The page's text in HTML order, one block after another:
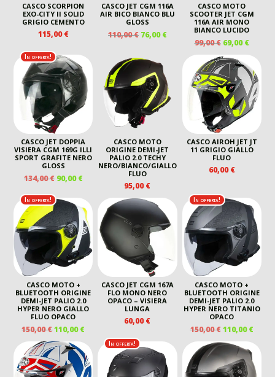
CASCO SCORPION
EXO-CITY II SOLID
GRIGIO CEMENTO
115,00€
CASCO JET CGM 116A
AIR BICO BIANCO BLU
GLOSS
110,00€ IL
ORIGINALE
ERA:
110,00 €.
76,00€IL
PREZZO
ATTUALE
76,00 €.
CASCO MOTO
SCOOTER JET CGM
116A AIR MONO
BIANCO LUCIDO
99,00€ IL
PREZZO
ORIGINALE
ERA:
99,00 €.
69,00€IL
È:
69,00
In offerta!
CASCO JET DOPPIA
VISIERA CGM 169G ILLI
SPORT GRAFITE NERO
GLOSS
134,00€ IL
ORIGINALE
ERA:
134,00 €.
90,00€IL
ATTUALE
È:
90,00 €.
CASCO MOTO
ORIGINE DEMI-JET
PALIO 2.0 TECHY
NERO/BIANCO/GIALLO
FLUO
95,00€
CASCO AIROH JET JT
11 GRIGIO GIALLO
FLUO
60,00€
In offerta!
CASCO MOTO +
BLUETOOTH ORIGINE
DEMI-JET PALIO 2.0
HYPER NERO GIALLO
FLUO OPACO
150,00€IL
PREZZO
ORIGINALE
ERA:
150,00 €.
110,00€IL
PREZZO
ATTUALE
È:
110,00 €.
CASCO JET CGM 167A
FLO MONO NERO
OPACO – VISIERA
LUNGA
60,00€
In offerta!
CASCO MOTO +
BLUETOOTH ORIGINE
DEMI-JET PALIO 2.0
HYPER NERO TITANIO
OPACO
150,00€ IL
PREZZO
ORIGINALE
ERA:
150,00 €.
110,00€IL
È:
In offerta!